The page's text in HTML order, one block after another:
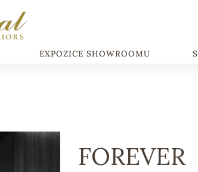
EXPOZICE SHOWROOMU
FOREVER